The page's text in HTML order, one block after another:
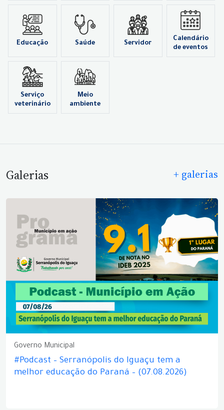
Educação Saúde Servidor
Calendário
de eventos
Serviço
veterinário
Meio
ambiente
Galerias + galerias
Governo Municipal
#Podcast – Serranópolis do Iguaçu tem a
melhor educação do Paraná – (07.08.2026)